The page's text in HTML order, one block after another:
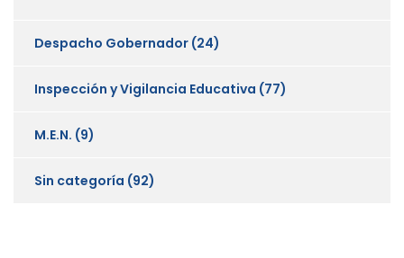
Despacho Gobernador (24)
Inspección y Vigilancia Educativa (77)
M.E.N. (9)
Sin categoría (92)